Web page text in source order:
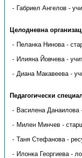
Габриел Ангелов -
Целодневна
Пеланка Нинова -
Илияна Йовчева -
Диана Макавеева -
Педагогически
Василена Данаилова
Милен Минчев -
Таня Стефанова -
Илонка Георгиева -